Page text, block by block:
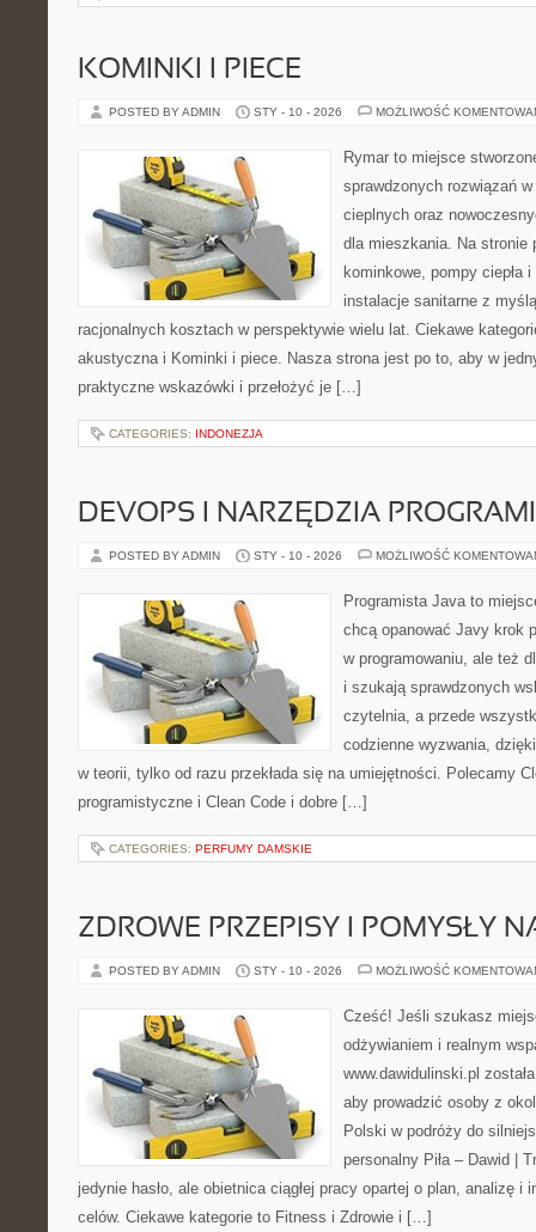
KOMINKI I PIECE
POSTED BY ADMIN STY - 10 - 2026 MOŻLIWOŚĆ
Rymar to miejsce
sprawdzonych rozwiązań
cieplnych oraz
dla mieszkania. Na stronie
kominkowe, pompy ciepła
instalacje sanitarne z
racjonalnych kosztach w perspektywie wielu lat. Ciekawe
akustyczna i Kominki i piece. Nasza strona jest po to, aby w
praktyczne wskazówki i przełożyć je […]
CATEGORIES: INDONEZJA
DEVOPS I NARZĘDZIA
POSTED BY ADMIN STY - 10 - 2026 MOŻLIWOŚĆ
Programista Java to
chcą opanować Javy krok
w programowaniu, ale też
i szukają sprawdzonych
czytelnia, a przede
codzienne wyzwania,
w teorii, tylko od razu przekłada się na umiejętności. Polecamy
programistyczne i Clean Code i dobre […]
CATEGORIES: PERFUMY DAMSKIE
ZDROWE PRZEPISY I POMYSŁY
POSTED BY ADMIN STY - 10 - 2026 MOŻLIWOŚĆ
Cześć! Jeśli szukasz
odżywianiem i realnym
www.dawidulinski.pl
aby prowadzić osoby z
Polski w podróży do
personalny Piła – Dawid |
jedynie hasło, ale obietnica ciągłej pracy opartej o plan, analizę i
celów. Ciekawe kategorie to Fitness i Zdrowie i […]